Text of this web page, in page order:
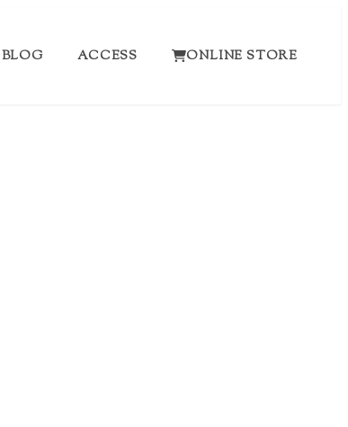
BLOG ACCESS ONLINE STORE